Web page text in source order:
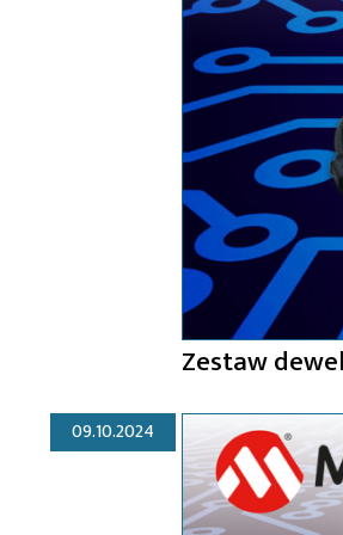
Zestaw
09.10.2024